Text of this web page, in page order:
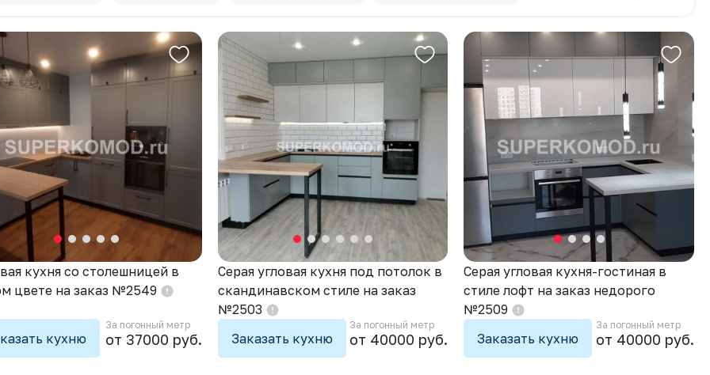
Кухни для хрущевки
Маленькие кухни
кухня со столешницей в
цвете на заказ №2549
кухню
За погонный метр
от 37000 руб.
Серая угловая кухня под потолок в
скандинавском стиле на заказ
№2503
Заказать кухню
За погонный метр
от 40000 руб.
Серая угловая кухня-гостиная в
стиле лофт на заказ недорого
№2509
Заказать кухню
За погонный метр
от 40000 руб.